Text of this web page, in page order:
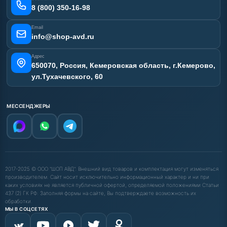
Карта сайта
8 (800) 350-16-98
Email
info@shop-avd.ru
Адрес
650070, Россия, Кемеровская область, г.Кемерово,
ул.Тухачевского, 60
МЕССЕНДЖЕРЫ
2017-2025 © ООО "ШОП АВД". Внешний вид товаров и комплектация могут изменяться
производителем. Сайт носит исключительно информационный характер и ни при
каких условиях не является публичной офертой, определяемой положениями Статьи
437 (2) ГК РФ. Заполняя формы на сайте, Вы подтверждаете возможность их
обработки.
МЫ В СОЦСЕТЯХ